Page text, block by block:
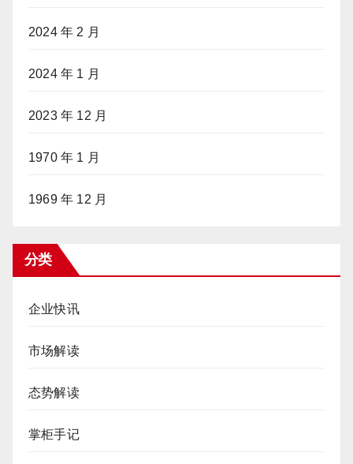
2024 年 2 月
2024 年 1 月
2023 年 12 月
1970 年 1 月
1969 年 12 月
分类
企业快讯
市场解读
态势解读
掌柜手记